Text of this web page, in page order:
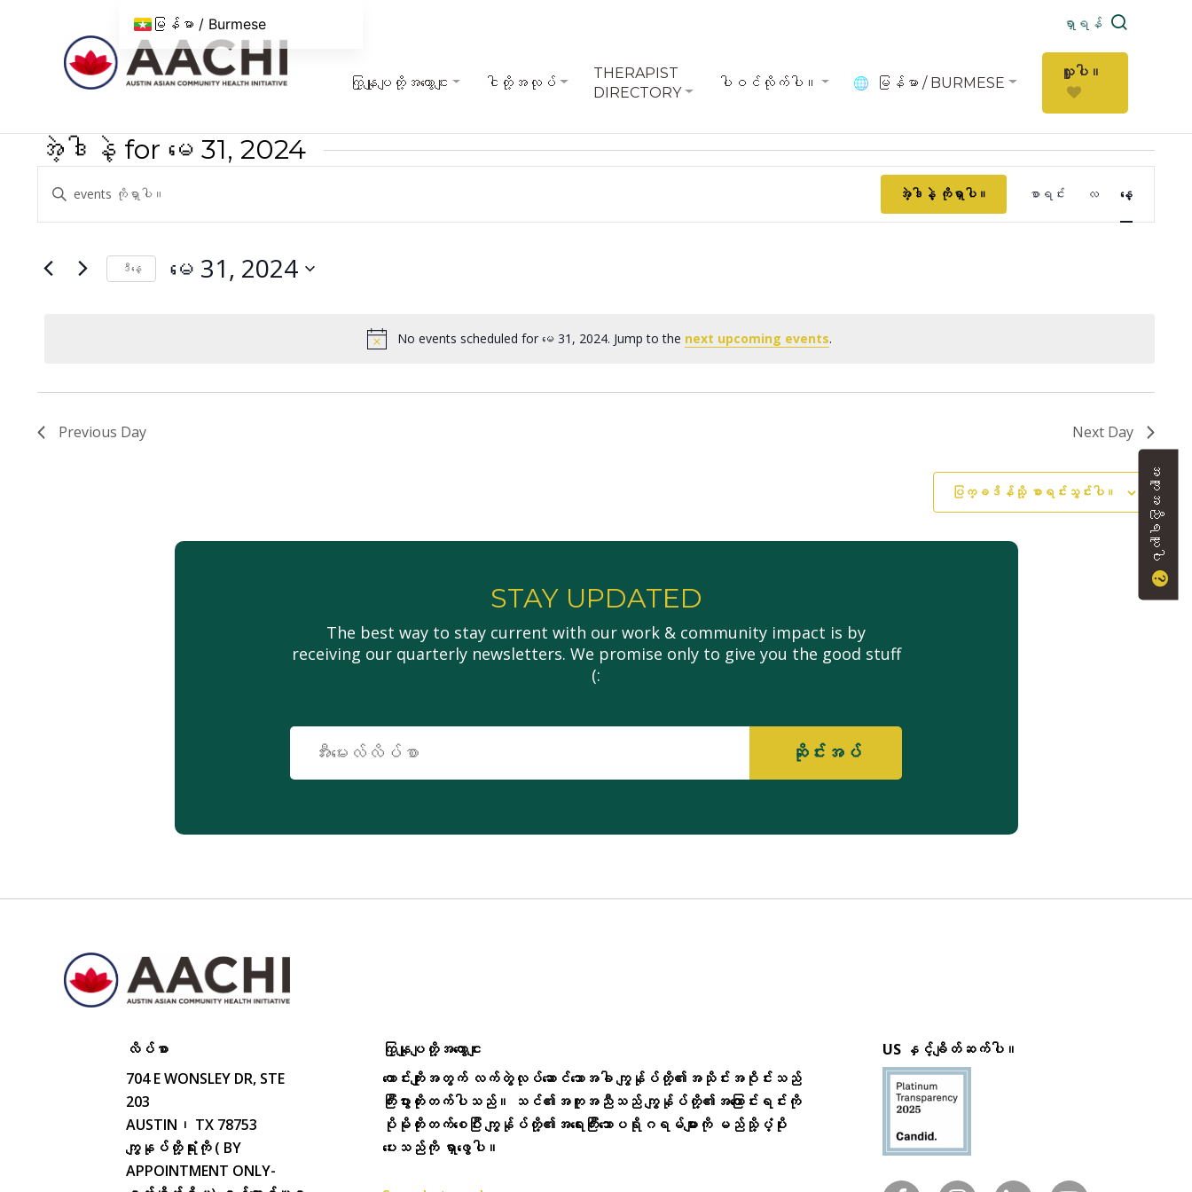
ရှာရန်
ကြှနျုပျတို့အကွောငျး ငါတို့အလုပ်
THERAPIST
DIRECTORY
ပါဝင်လိုက်ပါ။ မြန်မာ / BURMESE
လှူပါ။
အဲ့ဒါနဲ့ for မေ 31, 2024
Notice
No events scheduled for မေ 31, 2024. Jump to the next upcoming events.
အဲ့
ဒါနဲ့
မှု
လမ်းညွှန်
Keyword
ပါ။
Keyword
ရှာ
အဲ့ဒါနဲ့ ကိုရှာပါ။
Views
စာရင်း လ နေ့
ဒီနေ့ မေ 31, 2024
Previous Day Next Day
ပြက္ခဒိန်သို့ စာရင်းသွင်းပါ။
STAY UPDATED
The best way to stay current with our work & community impact is by
receiving our quarterly newsletters. We promise only to give you the good stuff
(:
လ်
အကူအညီရယူပါ
လိပ်စာ
704 E WONSLEY DR, STE
203
AUSTIN၊ TX 78753
ကျွနုပ်တို့ရုံးကို ( BY
APPOINTMENT ONLY-
ကြှနျုပျတို့အကွောငျး
ကောင်းကျိုးအတွက် လက်တွဲလုပ်ဆောင်သောအခါ ကျွန်ုပ်တို့၏အသိုင်းအဝိုင်းသည်
ကြီးပွားတိုးတက်ပါသည်။ သင်၏အကူအညီသည် ကျွန်ုပ်တို့၏အကြောင်းရင်းကို
ပိုမိုတိုးတက်စေပြီး ကျွန်ုပ်တို့၏အရေးကြီးသောပရိုဂရမ်များကို မည်သို့ပံ့ပိုး
ပေးသည်ကို ရှာဖွေပါ။
US နှင့်ချိတ်ဆက်ပါ။
မြန်မာ / Burmese